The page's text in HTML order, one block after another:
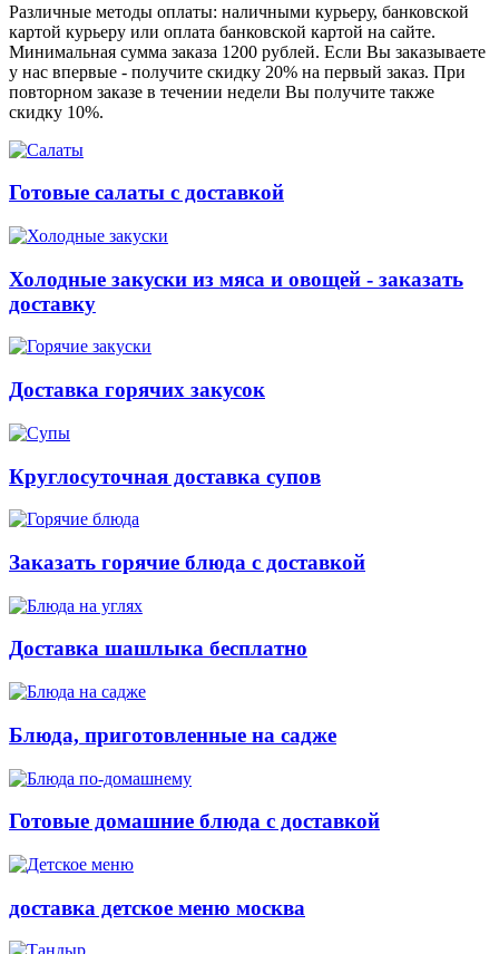
Различные методы оплаты: наличными курьеру, банковской
картой курьеру или оплата банковской картой на сайте.
Минимальная сумма заказа 1200 рублей. Если Вы заказываете
у нас впервые - получите скидку 20% на первый заказ. При
повторном заказе в течении недели Вы получите также
скидку 10%.
Готовые салаты с доставкой
Холодные закуски из мяса и овощей - заказать
доставку
Доставка горячих закусок
Круглосуточная доставка супов
Заказать горячие блюда с доставкой
Доставка шашлыка бесплатно
Блюда, приготовленные на садже
Готовые домашние блюда с доставкой
доставка детское меню москва